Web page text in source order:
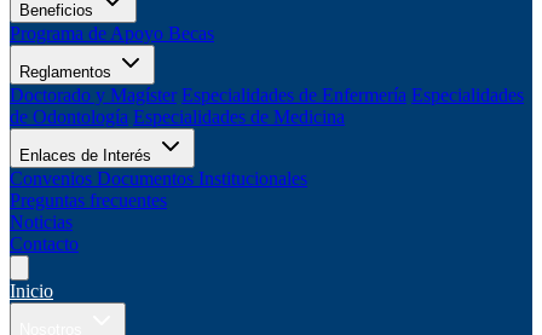
Beneficios
Programa de Apoyo Becas
Reglamentos
Doctorado y Magíster Especialidades de Enfermería Especialidades
de Odontología Especialidades de Medicina
Enlaces de Interés
Convenios Documentos Institucionales
Preguntas frecuentes
Noticias
Contacto
Inicio